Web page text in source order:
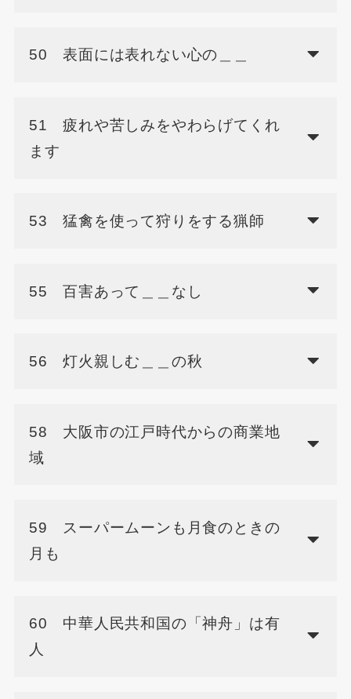
50 表面には表れない心の＿＿
51 疲れや苦しみをやわらげてくれ
ます
53 猛禽を使って狩りをする猟師
55 百害あって＿＿なし
56 灯火親しむ＿＿の秋
58 大阪市の江戸時代からの商業地
域
59 スーパームーンも月食のときの
月も
60 中華人民共和国の「神舟」は有
人